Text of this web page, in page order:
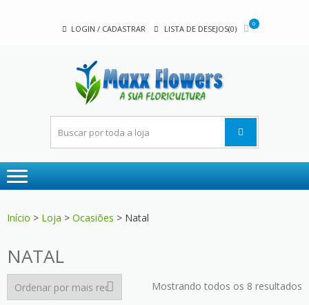
LOGIN / CADASTRAR LISTA DE DESEJOS(0)
0
Início > Loja > Ocasiões > Natal
NATAL
Mostrando todos os 8 resultados